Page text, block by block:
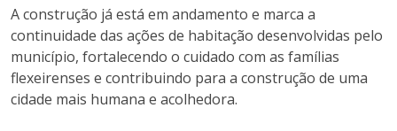
A construção já está em andamento e marca a
continuidade das ações de habitação desenvolvidas pelo
município, fortalecendo o cuidado com as famílias
flexeirenses e contribuindo para a construção de uma
cidade mais humana e acolhedora.